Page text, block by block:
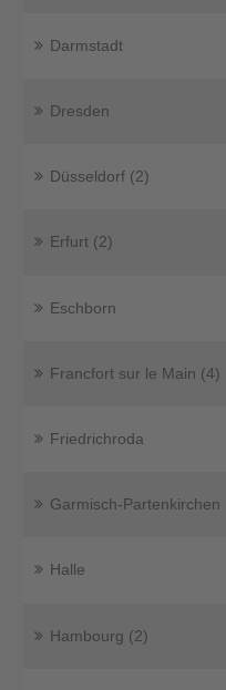
Darmstadt
Dresden
Düsseldorf (2)
Erfurt (2)
Eschborn
Francfort sur le Main (4)
Friedrichroda
Garmisch-Partenkirchen
Halle
Hambourg (2)